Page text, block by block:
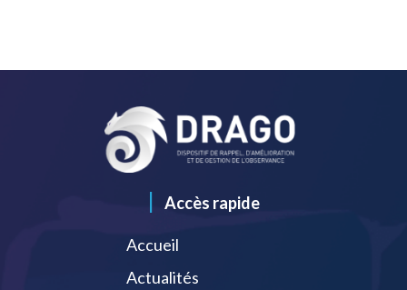
| Accès rapide
Accueil
Actualités